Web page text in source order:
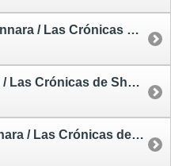
Los Herederos de Shannara / Las Crónicas de Shannara 4
El Druida de Shannara / Las Crónicas de Shannara 5
La Reina Elfa de Shannara / Las Crónicas de Shannara 6